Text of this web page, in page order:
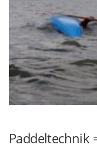
Paddeltechnik